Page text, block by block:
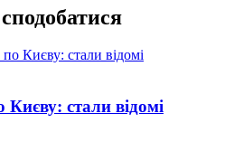
стали відомі